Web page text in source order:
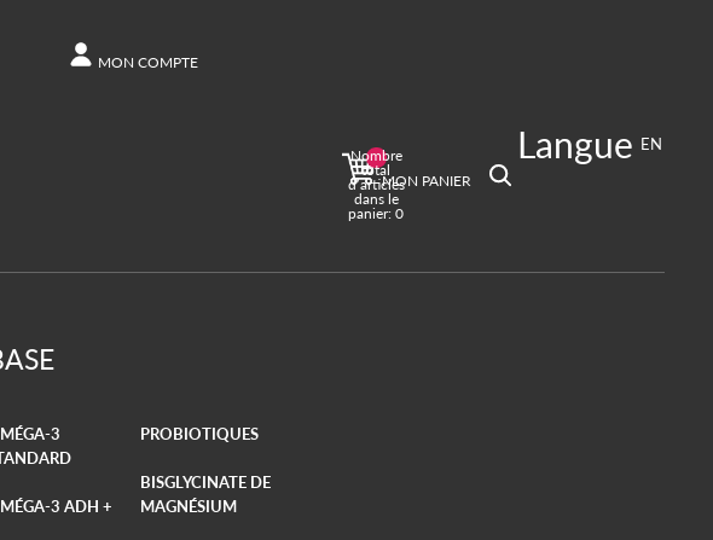
MON COMPTE
Nombre
total
d’articles
dans le
panier: 0
MON PANIER
Langue EN
3
3 ADH +
PROBIOTIQUES
BISGLYCINATE DE
MAGNÉSIUM